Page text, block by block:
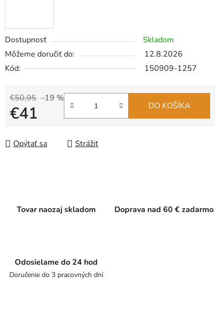
Dostupnosť
Skladom
Môžeme doručiť do:
12.8.2026
Kód:
150909-1257
€50,95 –19 %
€41 DO KOŠÍKA
Opýtať sa Strážiť
Tovar naozaj skladom Doprava nad 60 € zadarmo
Odosielame do 24 hod
Doručenie do 3 pracovných dní